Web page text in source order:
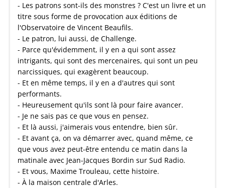
- Les patrons sont-ils des monstres ? C'est un livre et un
titre sous forme de provocation aux éditions de
l'Observatoire de Vincent Beaufils.
- Le patron, lui aussi, de Challenge.
- Parce qu'évidemment, il y en a qui sont assez
intrigants, qui sont des mercenaires, qui sont un peu
narcissiques, qui exagèrent beaucoup.
- Et en même temps, il y en a d'autres qui sont
performants.
- Heureusement qu'ils sont là pour faire avancer.
- Je ne sais pas ce que vous en pensez.
- Et là aussi, j'aimerais vous entendre, bien sûr.
- Et avant ça, on va démarrer avec, quand même, ce
que vous avez peut-être entendu ce matin dans la
matinale avec Jean-Jacques Bordin sur Sud Radio.
- Et vous, Maxime Trouleau, cette histoire.
- À la maison centrale d'Arles.